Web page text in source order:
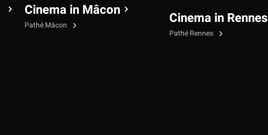
Cinema in Mâcon
Pathé Mâcon Cinema in Rennes
Pathé Rennes